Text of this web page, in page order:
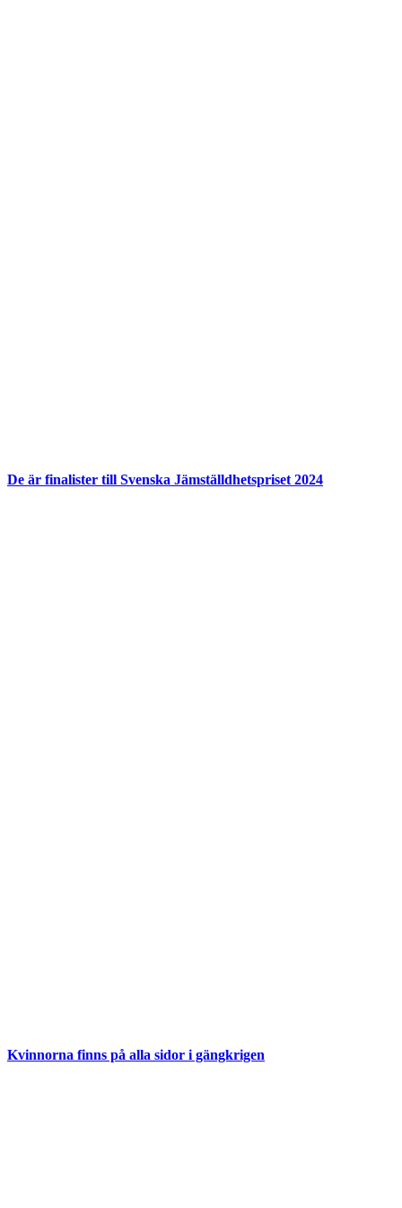
De är finalister till Svenska Jämställdhetspriset 2024
Kvinnorna finns på alla sidor i gängkrigen